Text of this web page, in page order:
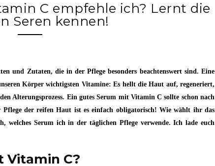
C empfehle ich? Lernt die
Seren kennen!
und Zutaten, die in der Pflege besonders beachtenswert sind. Eine
Körper wichtigsten Vitamine: Es hellt die Haut auf, regeneriert,
Alterungsprozess. Ein gutes Serum mit Vitamin C sollte schon nach
der reifen Haut ist es einfach obligatorisch! Wie wählt ihr das
welches Serum ich in der täglichen Pflege verwende. Ich lade euch
Vitamin C?